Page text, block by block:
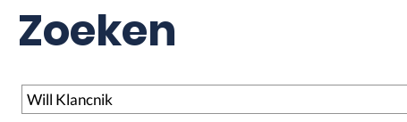
Zoeken
Zoeken